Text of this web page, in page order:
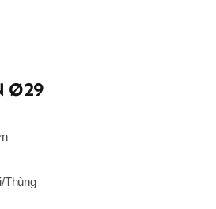
Ø29
Thùng